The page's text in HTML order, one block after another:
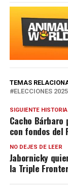
TEMAS
ELECCIONES 2025
SIGUIENTE HISTORIA
Cacho
con fondos del
NO DEJES DE LEER
Jabornicky
la Triple